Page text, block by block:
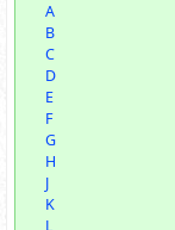
A
B
C
D
E
F
G
H
J
K
L